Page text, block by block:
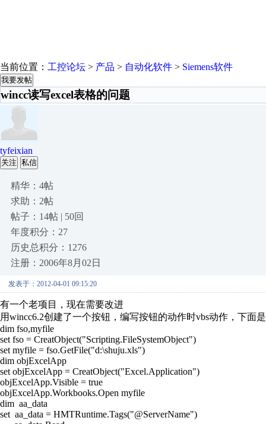
当前位置： 工控论坛 > 产品 > 自动化软件 > Siemens软件
我要发帖
wincc读写excel表格的问题
tyfeixian
关注 私信
精华：4帖
求助：2帖
帖子：14帖 | 50回
年度积分：27
历史总积分：1276
注册：2006年8月02日
发表于：2012-04-01 09:15:20
有一个老项目，现在需要改进
用wincc6.2创建了一个按钮，编写按钮的动作时vbs动作，下面
dim fso,myfile
set fso = CreatObject("Scripting.FileSystemObject")
set myfile = fso.GetFile("d:\shuju.xls")
dim objExcelApp
set objExcelApp = CreatObject("Excel.Application")
objExcelApp.Visible = true
objExcelApp.Workbooks.Open myfile
dim aa_data
set aa_data = HMTRuntime.Tags("@ServerName")